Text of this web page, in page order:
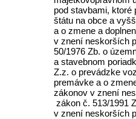
pod stavbami, ktoré
štátu na obce a
a o zmene a
v znení neskorších
50/1976 Zb. o
a stavebnom
Z.z. o prevádzke
premávke a o
zákonov v znení
zákon č. 513/1991
v znení neskorších